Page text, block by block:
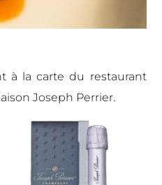
à la carte du restaurant
Joseph Perrier.